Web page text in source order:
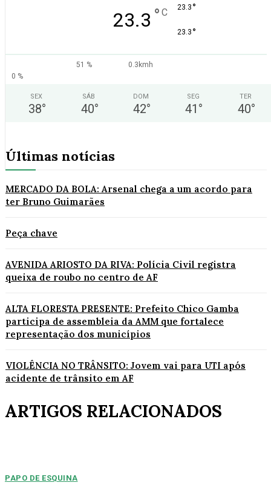
23.3 ° C 23.3 °
23.3 °
51 %
0.3kmh
0 %
SEX
38°
SÁB
40°
DOM
42°
SEG
41 °
TER
40°
Últimas notícias
MERCADO DA BOLA: Arsenal chega a um acordo para
ter Bruno Guimarães
Peça chave
AVENIDA ARIOSTO DA RIVA: Polícia Civil registra
queixa de roubo no centro de AF
ALTA FLORESTA PRESENTE: Prefeito Chico Gamba
participa de assembleia da AMM que fortalece
representação dos municípios
VIOLÊNCIA NO TRÂNSITO: Jovem vai para UTI após
acidente de trânsito em AF
ARTIGOS RELACIONADOS
PAPO DE ESQUINA